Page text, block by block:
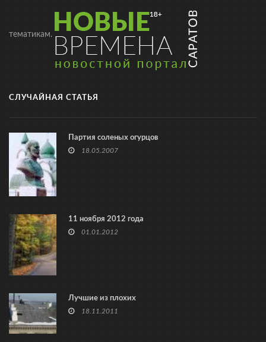
тематикам.
СЛУЧАЙНАЯ СТАТЬЯ
Партия соленых огурцов
18.05.2007
11 ноября 2012 года
01.01.2012
Лучшие из плохих
18.11.2011